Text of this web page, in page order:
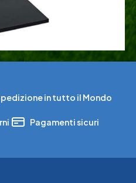
in tutto il Mondo
Pagamenti sicuri